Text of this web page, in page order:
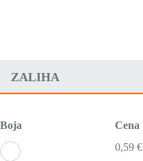
ZALIHA
Boja Cena
0,59 €